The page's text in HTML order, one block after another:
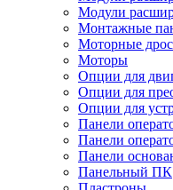
Модули
Монтажные
Моторные
Моторы
Опции для
Опции для
Опции для
Панели
Панели
Панели
Панельный ПК